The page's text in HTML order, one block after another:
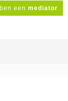
ben een mediator